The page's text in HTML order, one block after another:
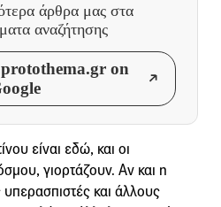
άρθρα μας στα
αναζήτησης
on
είναι εδώ, και οι
γιορτάζουν. Αν και η
και άλλους